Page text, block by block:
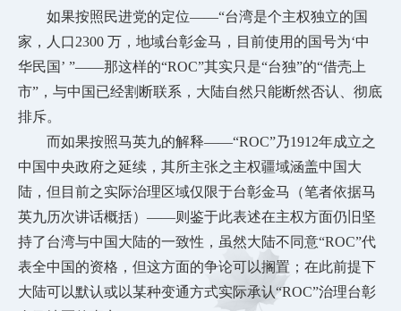
如果按照民进党的定位——“台湾是个主权独立的国
家，人口2300 万，地域台彰金马，目前使用的国号为‘中
华民国’ ”——那这样的“ROC”其实只是“台独”的“借壳上
市”，与中国已经割断联系，大陆自然只能断然否认、彻底
排斥。
而如果按照马英九的解释——“ROC”乃1912年成立之
中国中央政府之延续，其所主张之主权疆域涵盖中国大
陆，但目前之实际治理区域仅限于台彰金马（笔者依据马
英九历次讲话概括）——则鉴于此表述在主权方面仍旧坚
持了台湾与中国大陆的一致性，虽然大陆不同意“ROC”代
表全中国的资格，但这方面的争论可以搁置；在此前提下
大陆可以默认或以某种变通方式实际承认“ROC”治理台彰